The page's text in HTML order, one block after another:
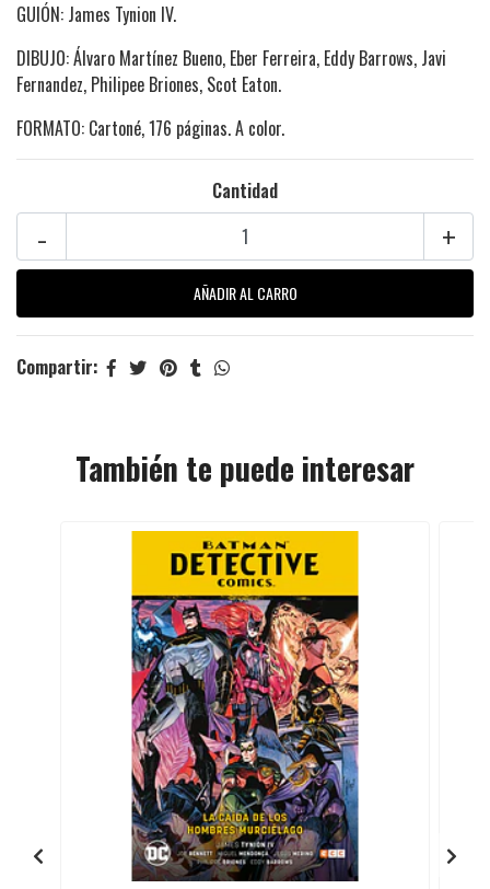
GUIÓN: James Tynion IV.
DIBUJO: Álvaro Martínez Bueno, Eber Ferreira, Eddy Barrows, Javi
Fernandez, Philipee Briones, Scot Eaton.
FORMATO: Cartoné, 176 páginas. A color.
Cantidad
+
-
Compartir:
También te puede interesar